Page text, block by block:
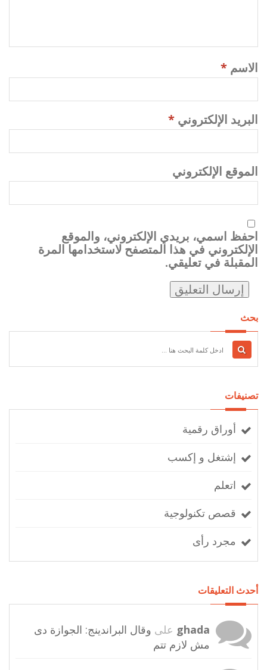
الاسم *
البريد الإلكتروني *
الموقع الإلكتروني
احفظ اسمي، بريدي الإلكتروني، والموقع
الإلكتروني في هذا المتصفح لاستخدامها المرة
المقبلة في تعليقي.
بحث
تصنيفات
أوراق رقمية
إشتغل و إكسب
اتعلم
قصص تكنولوجية
مجرد رأى
أحدث التعليقات
ghada على وقال البراندينج: الجوازة دى
مش لازم تتم